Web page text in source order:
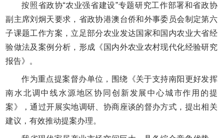
按照省政协“农业强省建设”专题研究工作部署和省政协
副主席刘炯天要求，省政协港澳台侨和外事委员会制定第六
子课题工作方案，立足部分农业发达国家和国内农业大省经
验做法及案例分析，形成《国内外农业农村现代化经验研究
报告》。
作为重点提案督办单位，围绕《关于支持南阳更好发挥
南水北调中线水源地区协同创新发展中心城市作用的提
案》，通过开展实地调研、协商座谈的督办方式，提出相关
建议，有效推动提案办理。